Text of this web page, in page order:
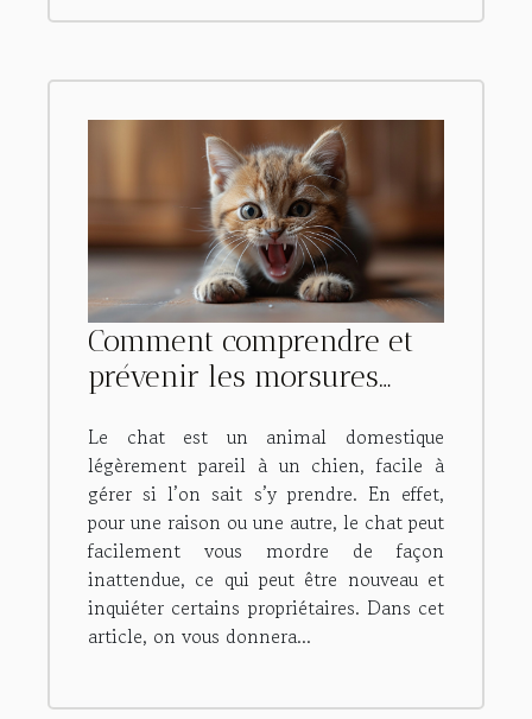
Comment comprendre et
prévenir les morsures
Le chat est un animal domestique
légèrement pareil à un chien, facile à
gérer si l’on sait s’y prendre. En effet,
pour une raison ou une autre, le chat peut
facilement vous mordre de façon
inattendue, ce qui peut être nouveau et
inquiéter certains propriétaires. Dans cet
article, on vous donnera...